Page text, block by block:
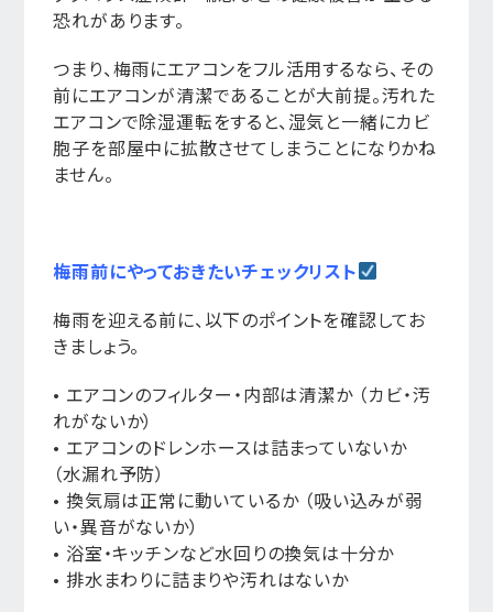
恐れがあります。
つまり、梅雨にエアコンをフル活用するなら、その
前にエアコンが清潔であることが大前提。汚れた
エアコンで除湿運転をすると、湿気と一緒にカビ
胞子を部屋中に拡散させてしまうことになりかね
ません。
梅雨前にやっておきたいチェックリスト
梅雨を迎える前に、以下のポイントを確認してお
きましょう。
• エアコンのフィルター・内部は清潔か （カビ・汚
れがないか）
• エアコンのドレンホースは詰まっていないか
（水漏れ予防）
• 換気扇は正常に動いているか （吸い込みが弱
い・異音がないか）
• 浴室・キッチンなど水回りの換気は十分か
• 排水まわりに詰まりや汚れはないか